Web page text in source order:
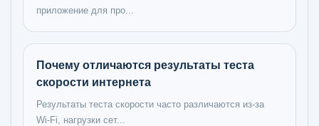
приложение для про...
Почему отличаются результаты теста
скорости интернета
Результаты теста скорости часто различаются из-за
Wi‑Fi, нагрузки сет...